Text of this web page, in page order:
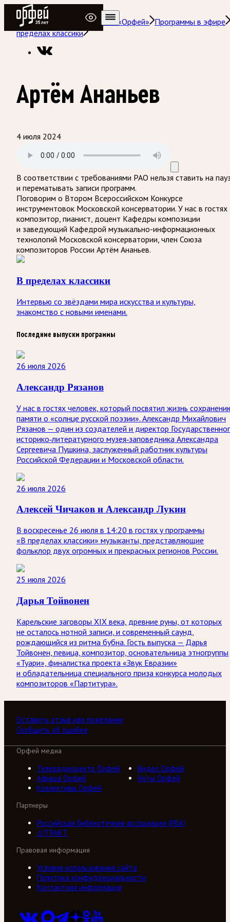
Радио Орфей
Радио классической музыки «Орфей» Программы в эфире
пределах классики
Артём Ананьев
4 июля 2024
В соответствии с требованиями РАО нельзя ставить на
и перематывать записи программ.
Поговорим о Втором Всероссийском Конкурсе
инструментовок Московской консерватории. У нас в гостях
композитор, пианист, доцент Кафедры композиции
и заведующий Кафедрой музыкально-информационных
технологий Московской консерватории, член Союза
композиторов России Артём Ананьев.
В пределах классики
Интервью со звёздами мира искусства и культуры,
знакомство с новыми именами.
Последние выпуски программы
26 июля 2026
Александр Рязанов
У нас в гостях человек, который посвятил жизнь
памяти о «солнце русской поэзии». Александр Михайлович
Рязанов — один из создателей и директор
историко‑литературного музея‑заповедника Александра
Сергеевича Пушкина, заслуженный работник культуры
Российской Федерации и Московской области.
26 июля 2026
Алексей Чичаков и Александр Лукин
В воскресенье 26 июля в 14:20 в гостях у программы
«В пределах классики» музыканты, представляющие
фольклор двух огромных и прекрасных регионов России.
25 июля 2026
Дарья Тойвонен
Карельские заговоры XIX века, древние руны, от которых
не осталось нотной записи, и современный саунд,
рождающийся из ритма бубна. Гость выпуска — Дарья
Тойвонен, певица, композитор, основательница этногруппы
«Туари», финалистка проекта «Звук Евразии»
и обладательница специального приза конкурса молодых
композиторов «Партитура».
Оставить отзыв или пожелание
Сообщить об ошибке
Орфей медиа
Телерадиоцентр Орфей
Видео Орфей
Афиша Орфей
Ноты Орфей
Коллективы Орфей
Партнеры
Российская библиотечная ассоциация (РБА)
///ТРАКТ
Правовая информация
Условия использования сайта
Политика конфиденциальности
Контактная информация